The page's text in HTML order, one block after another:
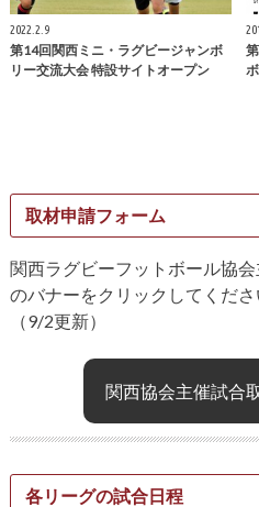
2022.2.9
第14回関西ミニ・ラグビージャンボ
リー交流大会 特設サイトオープン
取材申請フォーム
関西ラグビーフットボール協
のバナーをクリックしてくださ
（9/2更新）
関西協会主催試合
各リーグの試合日程